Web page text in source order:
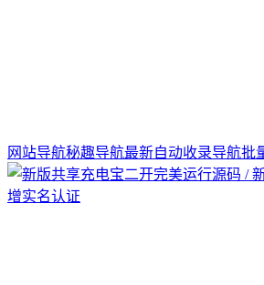
网站导航秘趣导航最新自动收录导航批